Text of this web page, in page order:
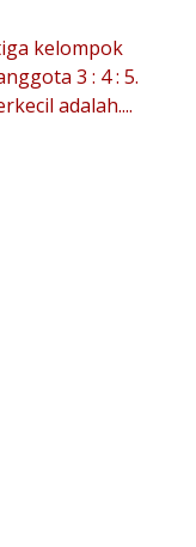
kelompok
3 : 4 : 5.
adalah....